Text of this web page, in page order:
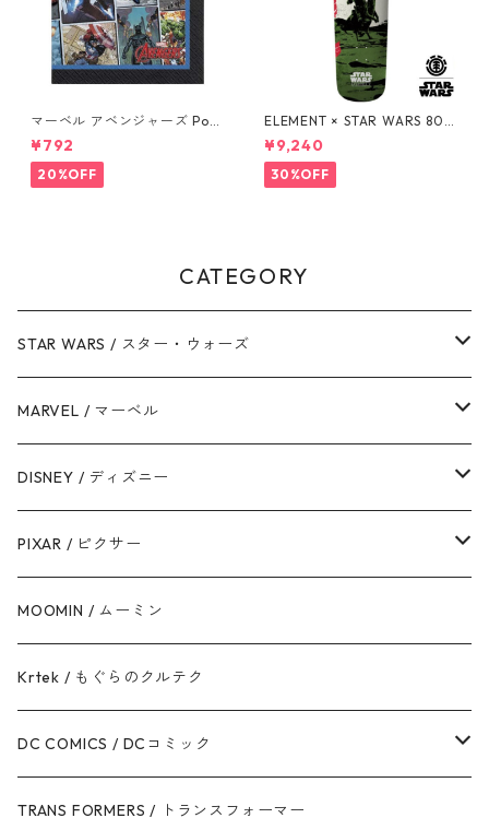
マーベル アベンジャーズ Pow
ers Unite 16pcペーパーナプ
キン MARVEL 紙ナプキン Ave
ngers
¥792
20%OFF
ELEMENT × STAR WARS 80S
BOBA FETT SKATEBOARD D
ECK ボバ・フェット スケート
ボードデッキ エレメント スタ
ー・ウォーズ
¥9,240
30%OFF
CATEGORY
STAR WARS / スター・ウォーズ
ダース・ベイダー
ストームトルーパー
ハン・ソロ
ドロイド
ボバ・フェット / マンダロリアン
ジェダイ・オーダー
銀河帝国 / ダークサイド
MARVEL / マーベル
マーベルコミック
アベンジャーズ
スパイダーマン
アイアンマン
キャプテン・アメリカ
マイティ・ソー
DISNEY / ディズニー
ディズニーフレンズ
ディズニープリンセス
ディズニーヴィランズ
シンデレラ
美女と野獣
PIXAR / ピクサー
トイ・ストーリー
モンスターズ・インク / ユニバーシティ
カーズ
ファインディング・ニモ / ドリー
MOOMIN / ムーミン
Krtek / もぐらのクルテク
DC COMICS / DCコミック
ジャスティス・リーグ
TRANS FORMERS / トランスフォーマー